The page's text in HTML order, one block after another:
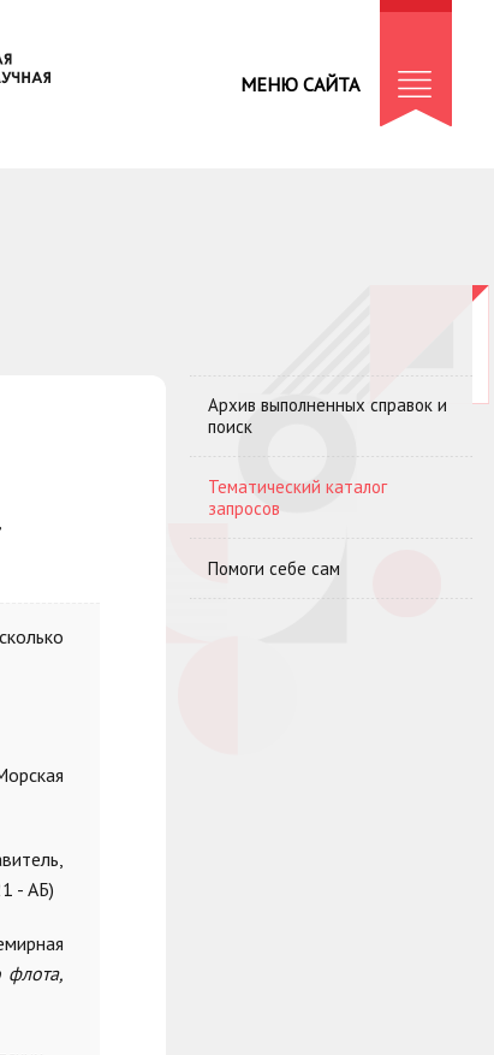
МЕНЮ САЙТА
- АБ)
флота,
Архив выполненных справок и
поиск
Тематический каталог
запросов
Помоги себе сам